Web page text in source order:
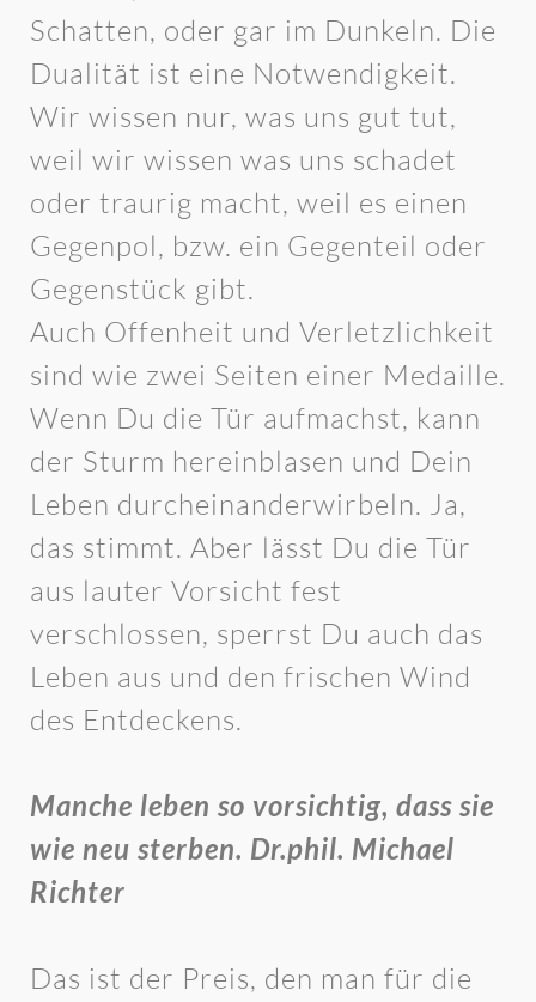
Schatten, oder gar im Dunkeln. Die
Dualität ist eine Notwendigkeit.
Wir wissen nur, was uns gut tut,
weil wir wissen was uns schadet
oder traurig macht, weil es einen
Gegenpol, bzw. ein Gegenteil oder
Gegenstück gibt.
Auch Offenheit und Verletzlichkeit
sind wie zwei Seiten einer Medaille.
Wenn Du die Tür aufmachst, kann
der Sturm hereinblasen und Dein
Leben durcheinanderwirbeln. Ja,
das stimmt. Aber lässt Du die Tür
aus lauter Vorsicht fest
verschlossen, sperrst Du auch das
Leben aus und den frischen Wind
des Entdeckens.
Manche leben so vorsichtig, dass sie
wie neu sterben. Dr.phil. Michael
Richter
Das ist der Preis, den man für die